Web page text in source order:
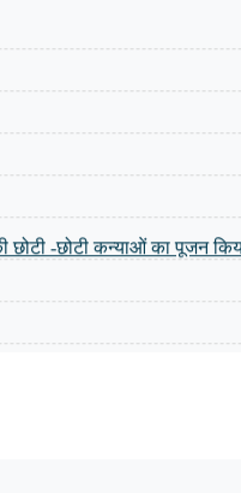
की छोटी -छोटी कन्याओं का पूजन